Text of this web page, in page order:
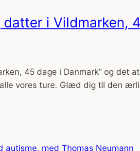
i Vildmarken,
45 dage i Danmark” og det
vores ture. Glæd dig til den